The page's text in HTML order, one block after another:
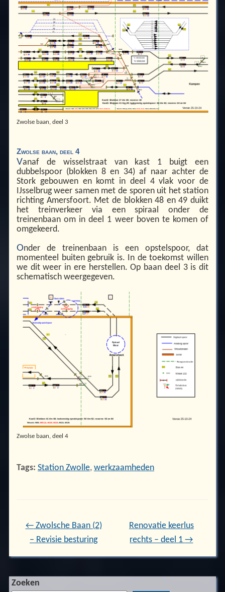
Zoeken
Zwolse baan, deel 3
Zwolse baan, deel 4
Vanaf de wisselstraat van kast 1 buigt een
dubbelspoor (blokken 8 en 34) af naar achter de
Stork gebouwen en komt in deel 4 vlak voor de
IJsselbrug weer samen met de sporen uit het station
richting Amersfoort. Met de blokken 48 en 49 duikt
het treinverkeer via een spiraal onder de
treinenbaan om in deel 1 weer boven te komen of
omgekeerd.
Onder de treinenbaan is een opstelspoor, dat
momenteel buiten gebruik is. In de toekomst willen
we dit weer in ere herstellen. Op baan deel 3 is dit
schematisch weergegeven.
Zwolse baan, deel 4
Tags: Station Zwolle, werkzaamheden
←Zwolsche Baan (2)
– Revisie besturing
Renovatie keerlus
rechts – deel 1→